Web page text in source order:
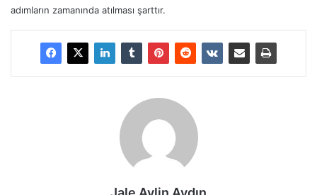
adımların zamanında atılması şarttır.